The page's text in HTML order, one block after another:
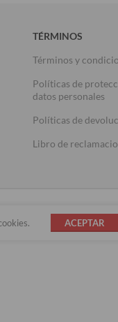
TÉRMINOS
Términos y
Políticas de
datos personales
Políticas de
Libro de
ACEPTAR